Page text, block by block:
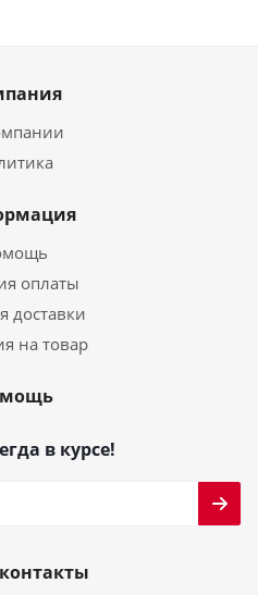
оплаты
доставки
на товар
в курсе!